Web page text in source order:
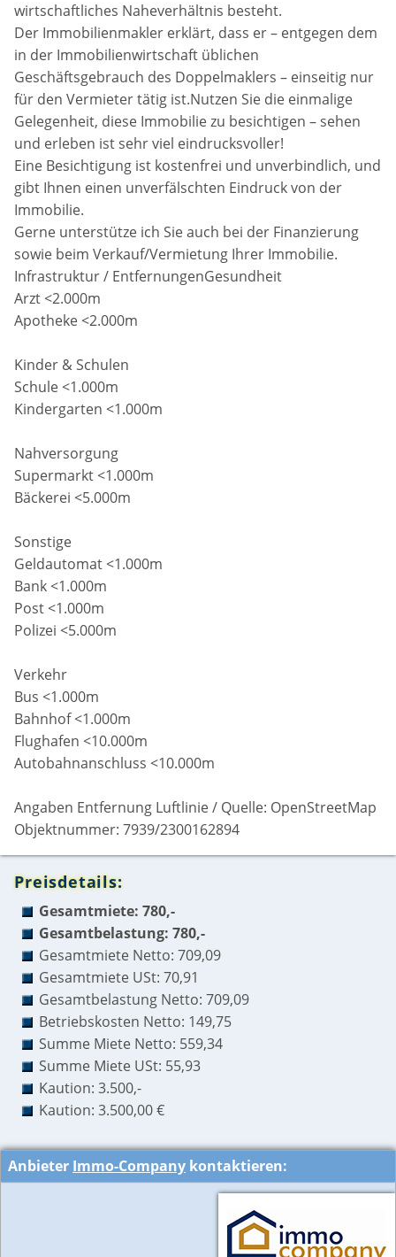
wirtschaftliches Naheverhältnis besteht.
Der Immobilienmakler erklärt, dass er – entgegen dem
in der Immobilienwirtschaft üblichen
Geschäftsgebrauch des Doppelmaklers – einseitig nur
für den Vermieter tätig ist.Nutzen Sie die einmalige
Gelegenheit, diese Immobilie zu besichtigen – sehen
und erleben ist sehr viel eindrucksvoller!
Eine Besichtigung ist kostenfrei und unverbindlich, und
gibt Ihnen einen unverfälschten Eindruck von der
Immobilie.
Gerne unterstütze ich Sie auch bei der Finanzierung
sowie beim Verkauf/Vermietung Ihrer Immobilie.
Infrastruktur / EntfernungenGesundheit
Arzt <2.000m
Apotheke <2.000m
Kinder & Schulen
Schule <1.000m
Kindergarten <1.000m
Nahversorgung
Supermarkt <1.000m
Bäckerei <5.000m
Sonstige
Geldautomat <1.000m
Bank <1.000m
Post <1.000m
Polizei <5.000m
Verkehr
Bus <1.000m
Bahnhof <1.000m
Flughafen <10.000m
Autobahnanschluss <10.000m
Angaben Entfernung Luftlinie / Quelle: OpenStreetMap
Objektnummer: 7939/2300162894
Preisdetails:
Gesamtmiete: 780,-
Gesamtbelastung: 780,-
Gesamtmiete Netto: 709,09
Gesamtmiete USt: 70,91
Gesamtbelastung Netto: 709,09
Betriebskosten Netto: 149,75
Summe Miete Netto: 559,34
Summe Miete USt: 55,93
Kaution: 3.500,-
Kaution: 3.500,00 €
Anbieter Immo-Company kontaktieren: